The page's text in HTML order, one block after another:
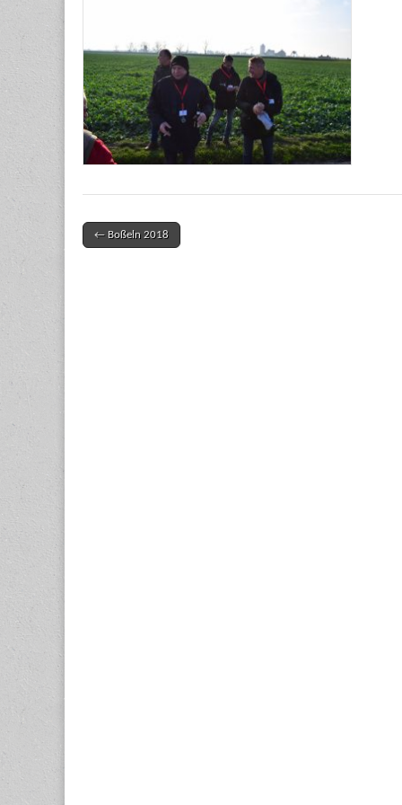
Post navigation
← Boßeln 2018